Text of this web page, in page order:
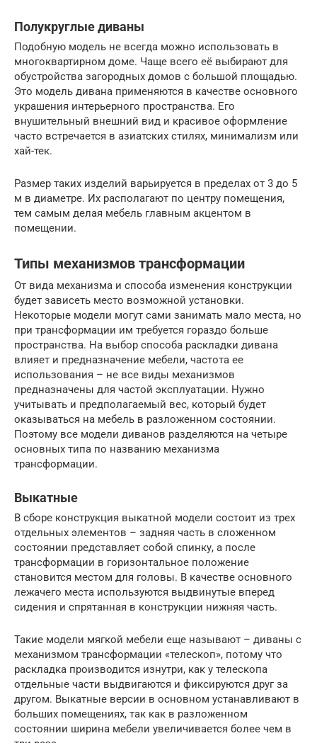
Полукруглые диваны
Подобную модель не всегда можно использовать в
многоквартирном доме. Чаще всего её выбирают для
обустройства загородных домов с большой площадью.
Это модель дивана применяются в качестве основного
украшения интерьерного пространства. Его
внушительный внешний вид и красивое оформление
часто встречается в азиатских стилях, минимализм или
хай-тек.
Размер таких изделий варьируется в пределах от 3 до 5
м в диаметре. Их располагают по центру помещения,
тем самым делая мебель главным акцентом в
помещении.
Типы механизмов трансформации
От вида механизма и способа изменения конструкции
будет зависеть место возможной установки.
Некоторые модели могут сами занимать мало места, но
при трансформации им требуется гораздо больше
пространства. На выбор способа раскладки дивана
влияет и предназначение мебели, частота ее
использования – не все виды механизмов
предназначены для частой эксплуатации. Нужно
учитывать и предполагаемый вес, который будет
оказываться на мебель в разложенном состоянии.
Поэтому все модели диванов разделяются на четыре
основных типа по названию механизма
трансформации.
Выкатные
В сборе конструкция выкатной модели состоит из трех
отдельных элементов – задняя часть в сложенном
состоянии представляет собой спинку, а после
трансформации в горизонтальное положение
становится местом для головы. В качестве основного
лежачего места используются выдвинутые вперед
сидения и спрятанная в конструкции нижняя часть.
Такие модели мягкой мебели еще называют – диваны с
механизмом трансформации «телескоп», потому что
раскладка производится изнутри, как у телескопа
отдельные части выдвигаются и фиксируются друг за
другом. Выкатные версии в основном устанавливают в
больших помещениях, так как в разложенном
состоянии ширина мебели увеличивается более чем в